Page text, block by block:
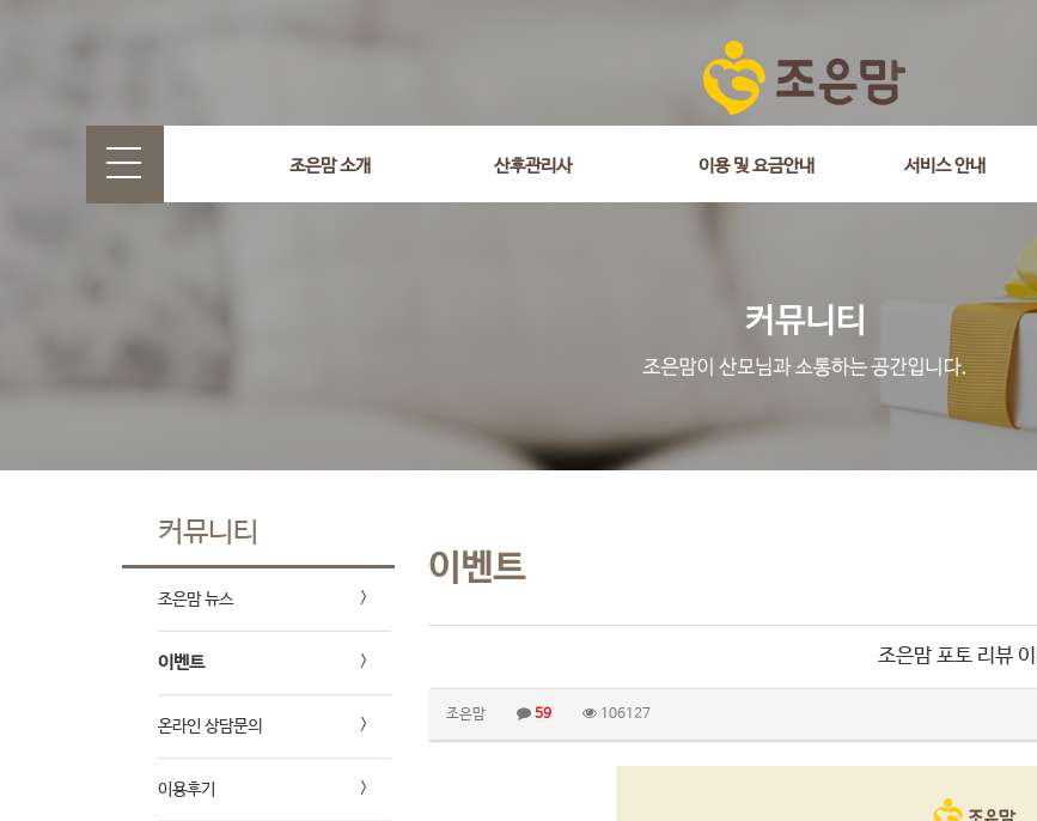
조은맘 소개 산후관리사 이용 및 요금안내 서비스 안내
커뮤니티
조은맘 뉴스
이벤트
온라인 상담문의
이용후기
이벤트
조은맘 포토 리뷰
조은맘 59 106127